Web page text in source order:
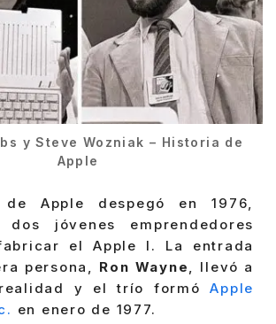
y Steve Wozniak – Historia de
Apple
Apple despegó en 1976,
jóvenes emprendedores
el Apple I. La entrada
persona, Ron Wayne
, llevó a
y el trío formóApple
en enero de 1977.